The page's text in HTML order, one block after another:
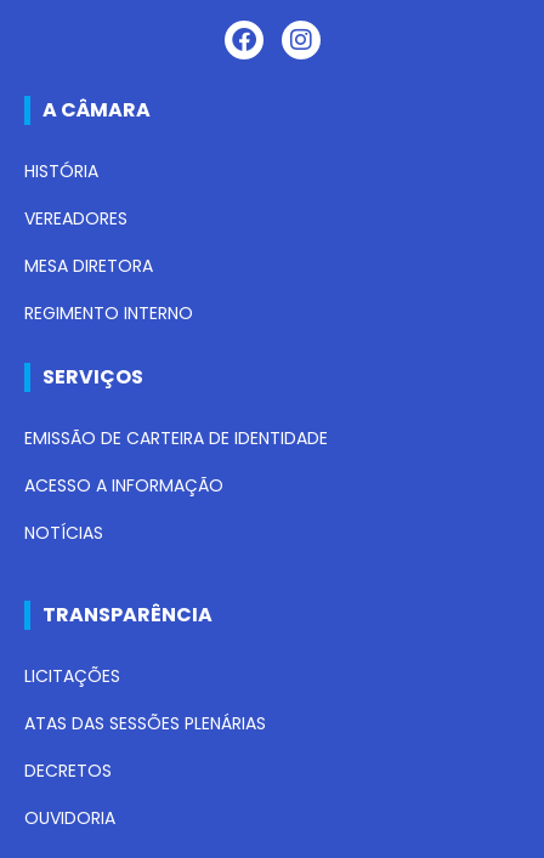
A CÂMARA
HISTÓRIA
VEREADORES
MESA DIRETORA
REGIMENTO INTERNO
SERVIÇOS
EMISSÃO DE CARTEIRA DE IDENTIDADE
ACESSO A INFORMAÇÃO
NOTÍCIAS
TRANSPARÊNCIA
LICITAÇÕES
ATAS DAS SESSÕES PLENÁRIAS
DECRETOS
OUVIDORIA